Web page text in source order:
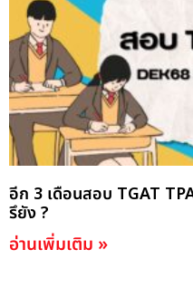
อีก 3 เดือนสอบ TGAT
รึยัง ?
อ่านเพิ่มเติม »